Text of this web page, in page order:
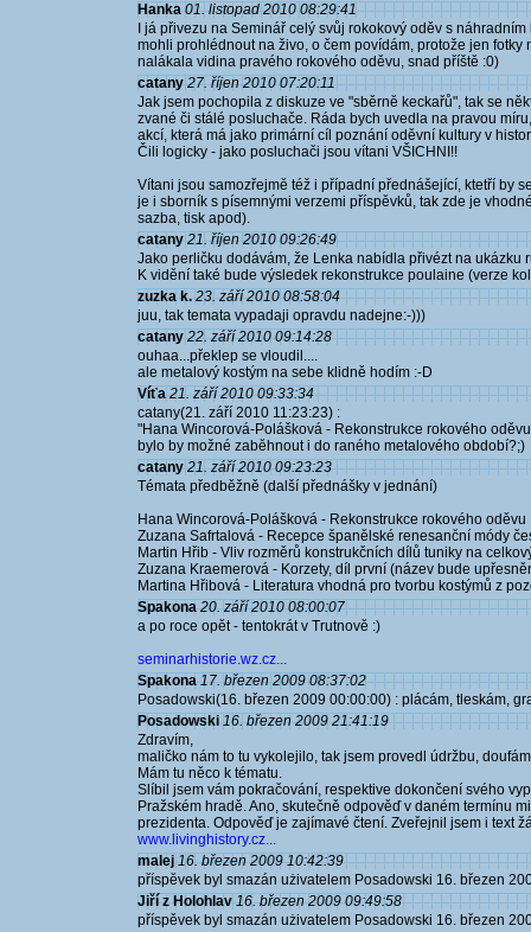
Hanka 01. listopad 2010 08:29:41
I já přivezu na Seminář celý svůj rokokový oděv s
mohli prohlédnout na živo, o čem povídám, protože jen
nalákala vidina pravého rokového oděvu, snad příště :0)
catany 27. říjen 2010 07:20:11
Jak jsem pochopila z diskuze ve "sběrně keckařů", tak se
zvané či stálé posluchače. Ráda bych uvedla na pravou
akcí, která má jako primární cíl poznání oděvní kultury v
Čili logicky - jako posluchači jsou vítani VŠICHNI!!
Vítani jsou samozřejmě též i případní přednášející, ktetří by
je i sborník s písemnými verzemi příspěvků, tak zde je
sazba, tisk apod).
catany 21. říjen 2010 09:26:49
Jako perličku dodávám, že Lenka nabídla přivézt na ukázku
K vidění také bude výsledek rekonstrukce poulaine (verze
zuzka k. 23. září 2010 08:58:04
juu, tak temata vypadaji opravdu nadejne:-)))
catany 22. září 2010 09:14:28
ouhaa...překlep se vloudil....
ale metalový kostým na sebe klidně hodím :-D
Víťa 21. září 2010 09:33:34
catany(21. září 2010 11:23:23) :
"Hana Wincorová-Polášková - Rekonstrukce rokového
bylo by možné zaběhnout i do raného metalového období?;)
catany 21. září 2010 09:23:23
Témata předběžně (další přednášky v jednání)
Hana Wincorová-Polášková - Rekonstrukce rokového oděvu
Zuzana Safrtalová - Recepce španělské renesanční módy
Martin Hřib - Vliv rozměrů konstrukčních dílů tuniky na
Zuzana Kraemerová - Korzety, díl první (název bude
Martina Hřibová - Literatura vhodná pro tvorbu kostýmů z
Spakona 20. září 2010 08:00:07
a po roce opět - tentokrát v Trutnově :)
seminarhistorie.wz.cz...
Spakona 17. březen 2009 08:37:02
Posadowski(16. březen 2009 00:00:00) : plácám, tleskám,
Posadowski 16. březen 2009 21:41:19
Zdravím,
maličko nám to tu vykolejilo, tak jsem provedl údržbu,
Mám tu něco k tématu.
Slíbil jsem vám pokračování, respektive dokončení svého
Pražském hradě. Ano, skutečně odpověď v daném termínu
prezidenta. Odpověď je zajímavé čtení. Zveřejnil jsem i text
www.livinghistory.cz...
malej 16. březen 2009 10:42:39
příspěvek byl smazán użivatelem Posadowski 16. březen
Jiří z Holohlav 16. březen 2009 09:49:58
příspěvek byl smazán użivatelem Posadowski 16. březen